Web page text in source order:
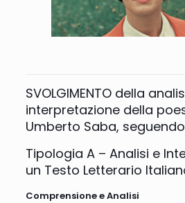
SVOLGIMENTO della
interpretazione della
Umberto Saba,
Tipologia A – Analisi e
un Testo Letterario
Comprensione e Analisi